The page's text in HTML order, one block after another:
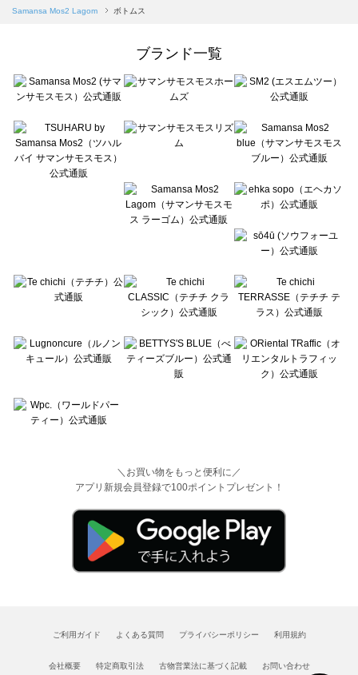
Samansa Mos2 blue（サマンサモスモス ブルー）のボトムス一覧
sō4ū（ソウフォーユー）のボトムス一覧
Te chichi（テチチ）のボトムス一覧
Te chichi CLASSIC（テチチ クラシック）のボトムス一覧
Lugnoncure（ルノンキュール）のボトムス一覧
BETTY'S BLUE（べティーズブルー）のボトムス一覧
Wpc.（ワールドパーティー）のボトムス一覧
Samansa Mos2 Lagom ボトムス
ブランド一覧
＼お買い物をもっと便利に／
アプリ新規会員登録で100ポイントプレゼント！
ご利用ガイド よくある質問 プライバシーポリシー 利用規約
会社概要 特定商取引法 古物営業法に基づく記載 お問い合わせ